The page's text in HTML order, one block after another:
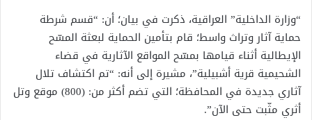
“وزارة الداخلية” العراقية، ذكرت في بيان؛ أن: “قسم شرطة
حماية آثار وتراث واسط؛ قام بتأمين الحماية لبعثة المسّح
الإيطالية أثناء قيامها بمسّح المواقع الآثارية في قضاء
الشحيمية قرية أشبيلية”، مشيرة إلى أنه: “تم اكتشاف تلال
آثاري جديدة في المحافظة؛ التي تضم أكثر من: (800) موقع وتل
أثري مثّبت حتى الآن”.